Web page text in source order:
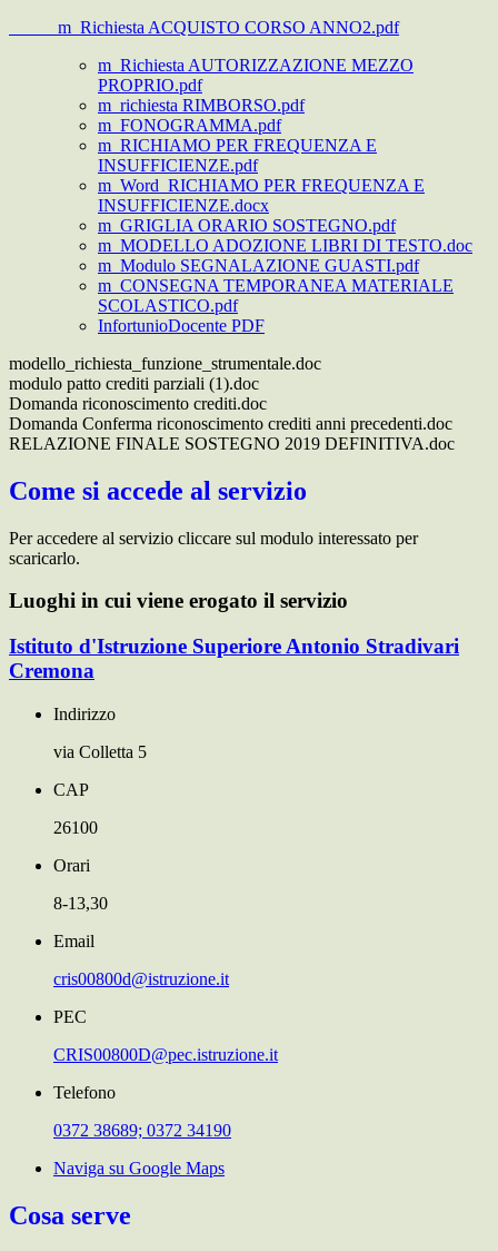
m_Richiesta ACQUISTO CORSO ANNO2.pdf
m_Richiesta AUTORIZZAZIONE MEZZO
PROPRIO.pdf
m_richiesta RIMBORSO.pdf
m_FONOGRAMMA.pdf
m_RICHIAMO PER FREQUENZA E
INSUFFICIENZE.pdf
m_Word_RICHIAMO PER FREQUENZA E
INSUFFICIENZE.docx
m_GRIGLIA ORARIO SOSTEGNO.pdf
m_MODELLO ADOZIONE LIBRI DI TESTO.doc
m_Modulo SEGNALAZIONE GUASTI.pdf
m_CONSEGNA TEMPORANEA MATERIALE
SCOLASTICO.pdf
InfortunioDocente PDF
modello_richiesta_funzione_strumentale.doc
modulo patto crediti parziali (1).doc
Domanda riconoscimento crediti.doc
Domanda Conferma riconoscimento crediti anni precedenti.doc
RELAZIONE FINALE SOSTEGNO 2019 DEFINITIVA.doc
Come si accede al servizio
Per accedere al servizio cliccare sul modulo interessato per
scaricarlo.
Luoghi in cui viene erogato il servizio
Istituto d'Istruzione Superiore Antonio Stradivari
Cremona
Indirizzo
via Colletta 5
CAP
26100
Orari
8-13,30
Email
cris00800d@istruzione.it
PEC
CRIS00800D@pec.istruzione.it
Telefono
0372 38689; 0372 34190
Naviga su Google Maps
Cosa serve